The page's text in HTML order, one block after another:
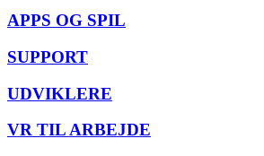
APPS OG SPIL
SUPPORT
UDVIKLERE
VR TIL ARBEJDE